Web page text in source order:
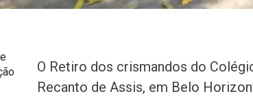
O Retiro dos crismandos do
Recanto de Assis, em Belo